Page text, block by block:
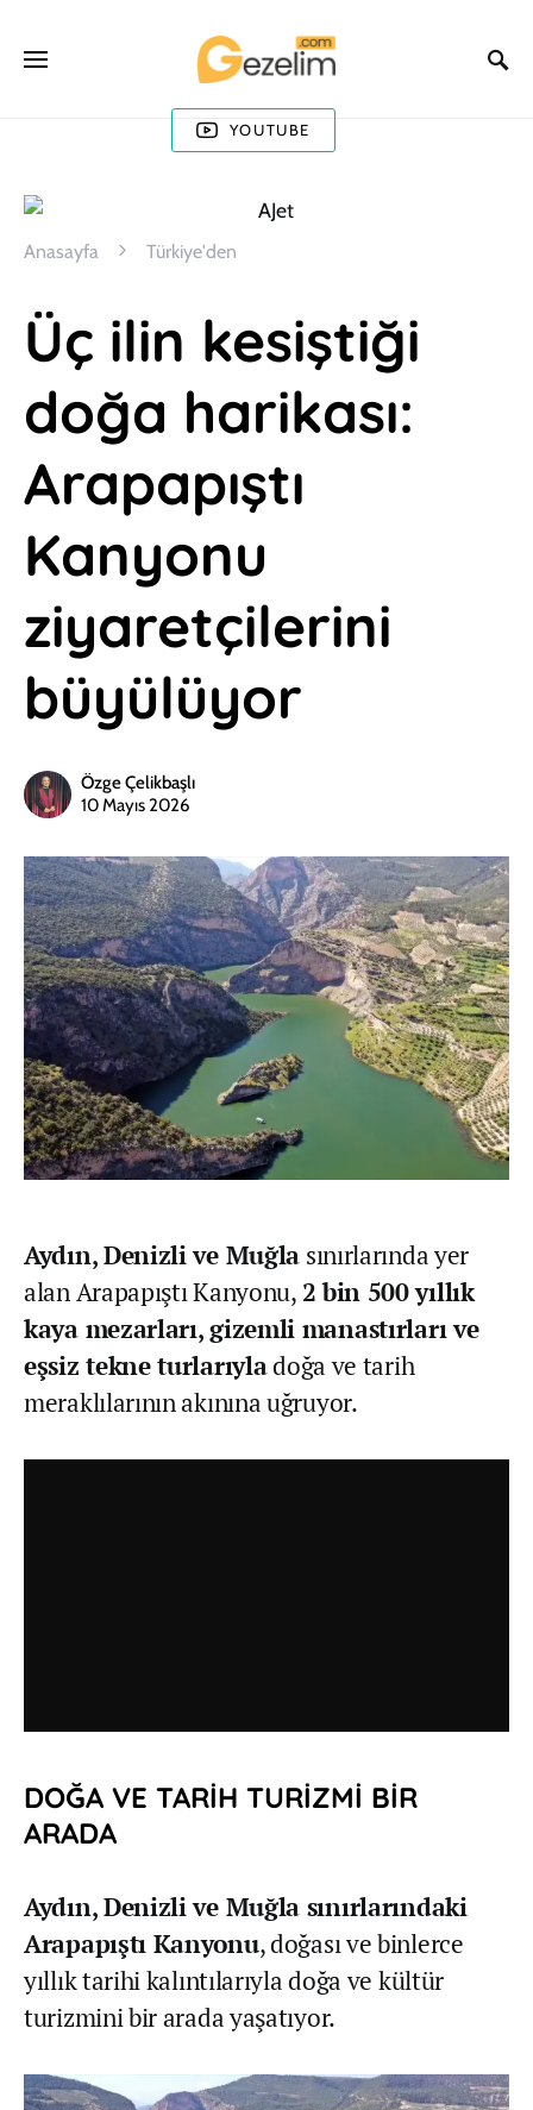
YOUTUBE
Anasayfa Türkiye'den
Üç ilin kesiştiği
doğa harikası:
Arapapıştı
Kanyonu
ziyaretçilerini
büyülüyor
Özge Çelikbaşlı
10 Mayıs 2026
Aydın, Denizli ve Muğla sınırlarında yer
alan Arapapıştı Kanyonu, 2 bin 500 yıllık
kaya mezarları, gizemli manastırları ve
eşsiz tekne turlarıyladoğa ve tarih
meraklılarının akınına uğruyor.
DOĞA VE TARİH TURİZMİ BİR
ARADA
Aydın, Denizli ve Muğla sınırlarındaki
Arapapıştı Kanyonu, doğası ve binlerce
yıllık tarihi kalıntılarıyla doğa ve kültür
turizmini bir arada yaşatıyor.